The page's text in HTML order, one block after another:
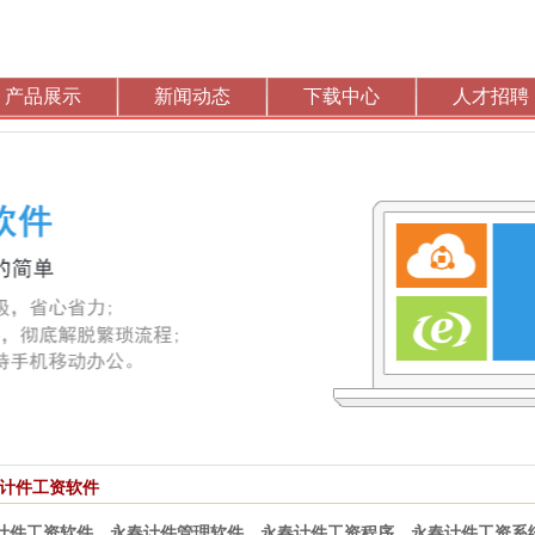
产品展示 新闻动态 下载中心 人才招聘
件工资软件